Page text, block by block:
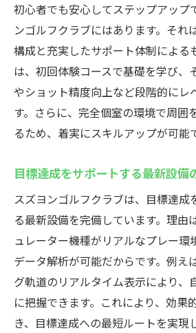
初心者でも安心してステップアップ
ンゴルフクラブにはあります。それ
構成と充実したサポート体制による
は、初回体験コースで基礎を学び、
やショット精度向上など段階的にレ
す。さらに、完全個室の環境で周囲
るため、着実にスキルアップが可能
目標達成をサポートする最新設備
スズヨンゴルフクラブは、目標達成
る最新設備を完備しています。理由
ュレーター機種がリアルなプレー環
データ解析が可能だからです。例え
グ軌道のリアルタイム表示により、
に把握できます。これにより、効果
き、目標達成への最短ルートを実現